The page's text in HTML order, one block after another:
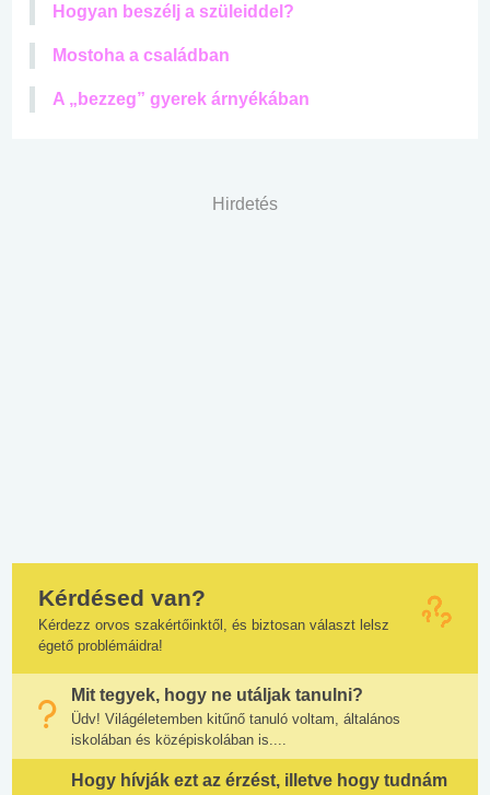
Hogyan beszélj a szüleiddel?
Mostoha a családban
A „bezzeg” gyerek árnyékában
Hirdetés
Kérdésed van?
Kérdezz orvos szakértőinktől, és biztosan választ lelsz
égető problémáidra!
Mit tegyek, hogy ne utáljak tanulni?
Üdv! Világéletemben kitűnő tanuló voltam, általános
iskolában és középiskolában is....
Hogy hívják ezt az érzést, illetve hogy tudnám